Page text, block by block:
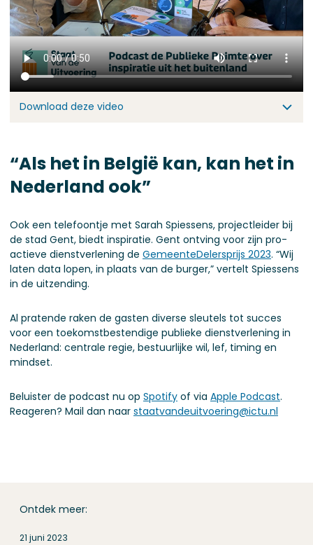
Download deze video
“Als het in België kan, kan het in
Nederland ook”
Ook een telefoontje met Sarah Spiessens, projectleider bij
de stad Gent, biedt inspiratie. Gent ontving voor zijn pro-
actieve dienstverlening de GemeenteDelersprijs 2023. “Wij
laten data lopen, in plaats van de burger,” vertelt Spiessens
in de uitzending.
Al pratende raken de gasten diverse sleutels tot succes
voor een toekomstbestendige publieke dienstverlening in
Nederland: centrale regie, bestuurlijke wil, lef, timing en
mindset.
Beluister de podcast nu op Spotify of via Apple Podcast.
Reageren? Mail dan naar staatvandeuitvoering@ictu.nl
Ontdek meer:
21 juni 2023